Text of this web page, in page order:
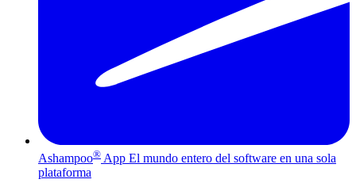
Ashampoo® App El mundo entero del software en una sola
plataforma